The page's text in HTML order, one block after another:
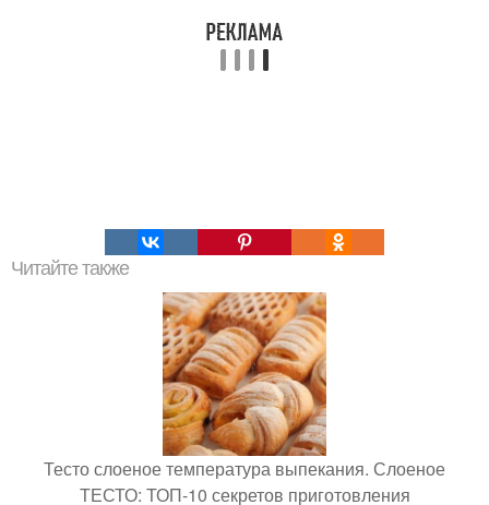
Читайте также
Тесто слоеное температура выпекания. Слоеное
ТЕСТО: ТОП-10 секретов приготовления